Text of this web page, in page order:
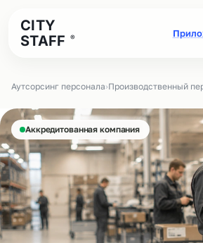
CITY
STAFF
®
Аутсорсинг персонала›Производственный
Аккредитованная компания